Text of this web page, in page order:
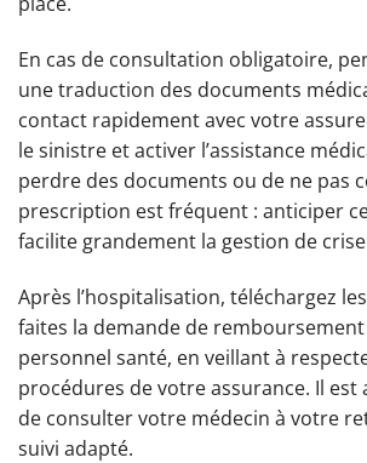
En cas de consultation obligatoire,
une traduction des documents
contact rapidement avec votre
le sinistre et activer l’assistance
perdre des documents ou de ne pas
prescription est fréquent : anticiper
facilite grandement la gestion de
Après l’hospitalisation, téléchargez
faites la demande de
personnel santé, en veillant à
procédures de votre assurance. Il est
de consulter votre médecin à votre
suivi adapté.